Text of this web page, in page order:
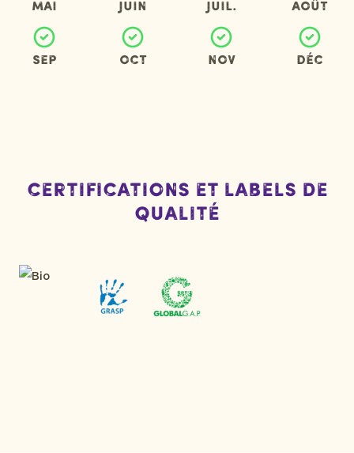
Mai Juin Juil. Août
Sep Oct Nov Déc
Certifications et labels de
qualité